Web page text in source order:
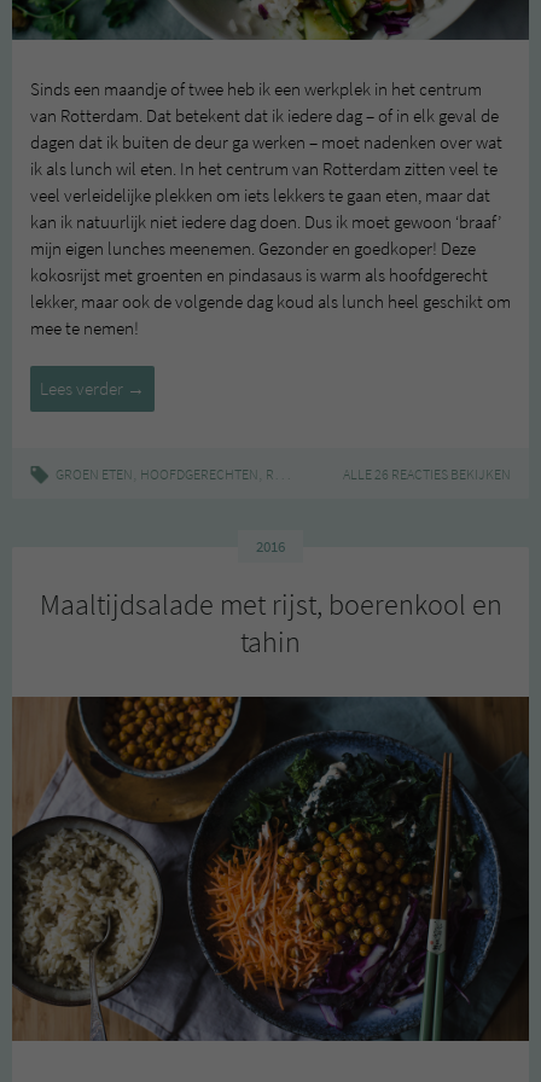
Sinds een maandje of twee heb ik een werkplek in het centrum
van Rotterdam. Dat betekent dat ik iedere dag – of in elk geval de
dagen dat ik buiten de deur ga werken – moet nadenken over wat
ik als lunch wil eten. In het centrum van Rotterdam zitten veel te
veel verleidelijke plekken om iets lekkers te gaan eten, maar dat
kan ik natuurlijk niet iedere dag doen. Dus ik moet gewoon ‘braaf’
mijn eigen lunches meenemen. Gezonder en goedkoper! Deze
kokosrijst met groenten en pindasaus is warm als hoofdgerecht
lekker, maar ook de volgende dag koud als lunch heel geschikt om
mee te nemen!
Lees verder Kokosrijst
met
→
GROEN ETEN, HOOFDGERECHTEN, RECEPT FAIRTRADE ,LUNCH,RIJST,SALADE
ALLE 26 REACTIES BEKIJKEN
2016
Maaltijdsalade met rijst, boerenkool en
tahin